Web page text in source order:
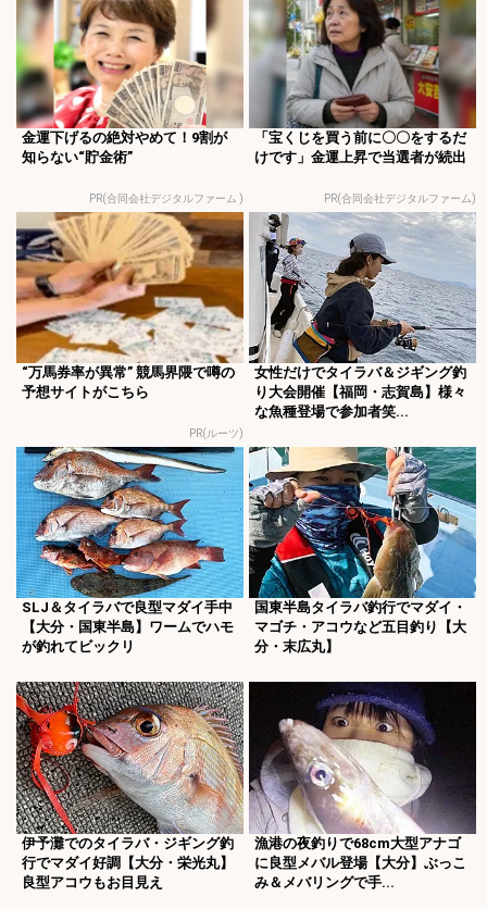
金運下げるの絶対やめて！9割が
知らない“貯金術”
PR(合同会社デジタルファーム )
「宝くじを買う前に〇〇をするだ
けです」金運上昇で当選者が続出
PR(合同会社デジタルファーム)
“万馬券率が異常” 競馬界隈で噂の
予想サイトがこちら
PR(ルーツ)
女性だけでタイラバ＆ジギング釣
り大会開催【福岡・志賀島】様々
な魚種登場で参加者笑...
SLJ＆タイラバで良型マダイ手中
【大分・国東半島】ワームでハモ
が釣れてビックリ
国東半島タイラバ釣行でマダイ・
マゴチ・アコウなど五目釣り【大
分・末広丸】
伊予灘でのタイラバ・ジギング釣
行でマダイ好調【大分・栄光丸】
良型アコウもお目見え
漁港の夜釣りで68cm大型アナゴ
に良型メバル登場【大分】ぶっこ
み＆メバリングで手...